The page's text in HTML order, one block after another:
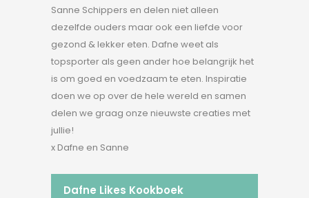
Sanne Schippers en delen niet alleen
dezelfde ouders maar ook een liefde voor
gezond & lekker eten. Dafne weet als
topsporter als geen ander hoe belangrijk het
is om goed en voedzaam te eten. Inspiratie
doen we op over de hele wereld en samen
delen we graag onze nieuwste creaties met
jullie!
x Dafne en Sanne
Dafne Likes Kookboek